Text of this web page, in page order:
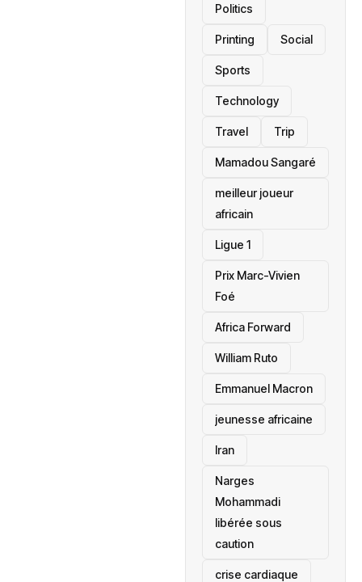
Politics
Printing Social
Sports
Technology
Travel Trip
Mamadou Sangaré
meilleur joueur
africain
Ligue 1
Prix Marc-Vivien
Foé
‎Africa Forward
William Ruto
Emmanuel Macron
jeunesse africaine
‎Iran
Narges
Mohammadi
libérée sous
caution
crise cardiaque